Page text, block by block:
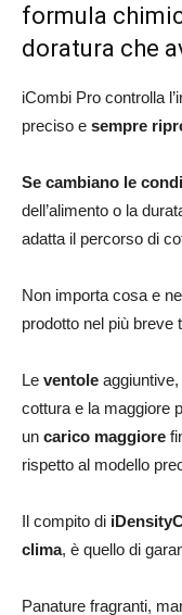
formula
doratura che
iCombi Pro controlla
preciso e sempre
Se cambiano le
dell’alimento o la
adatta il percorso di
Non importa cosa e
prodotto nel più breve
Le ventole aggiuntive,
cottura e la maggiore
un carico maggiore
rispetto al modello
Il compito di
clima, è quello di
Panature fragranti,